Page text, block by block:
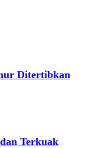
Ditertibkan
Terkuak